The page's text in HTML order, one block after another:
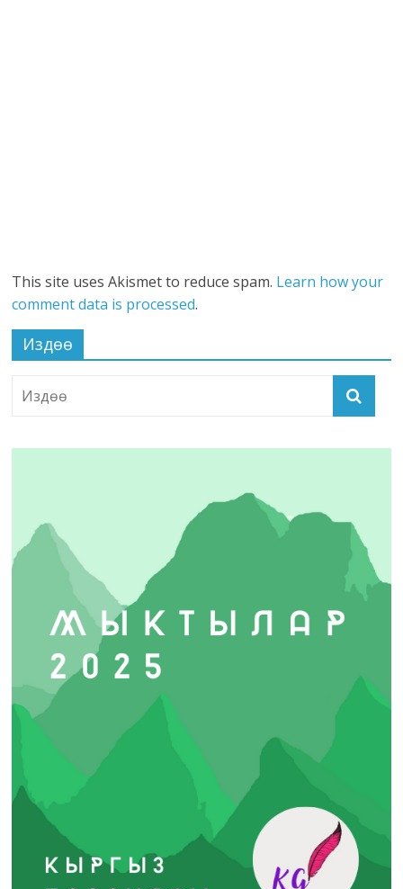
This site uses Akismet to reduce spam. Learn how your
comment data is processed.
Издөө